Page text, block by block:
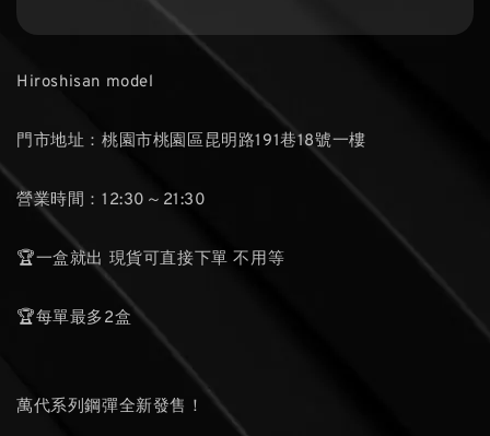
Hiroshisan model
門市地址：桃園市桃園區昆明路191巷18號一樓
營業時間：12:30～21:30
🏆一盒就出 現貨可直接下單 不用等
🏆每單最多2盒
萬代系列鋼彈全新發售！